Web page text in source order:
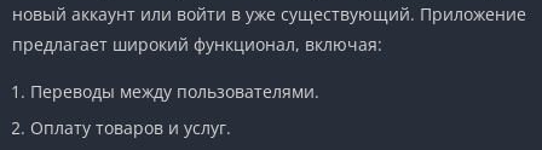
новый аккаунт или войти в уже существующий. Приложение
предлагает широкий функционал, включая:
Переводы между пользователями.
Оплату товаров и услуг.